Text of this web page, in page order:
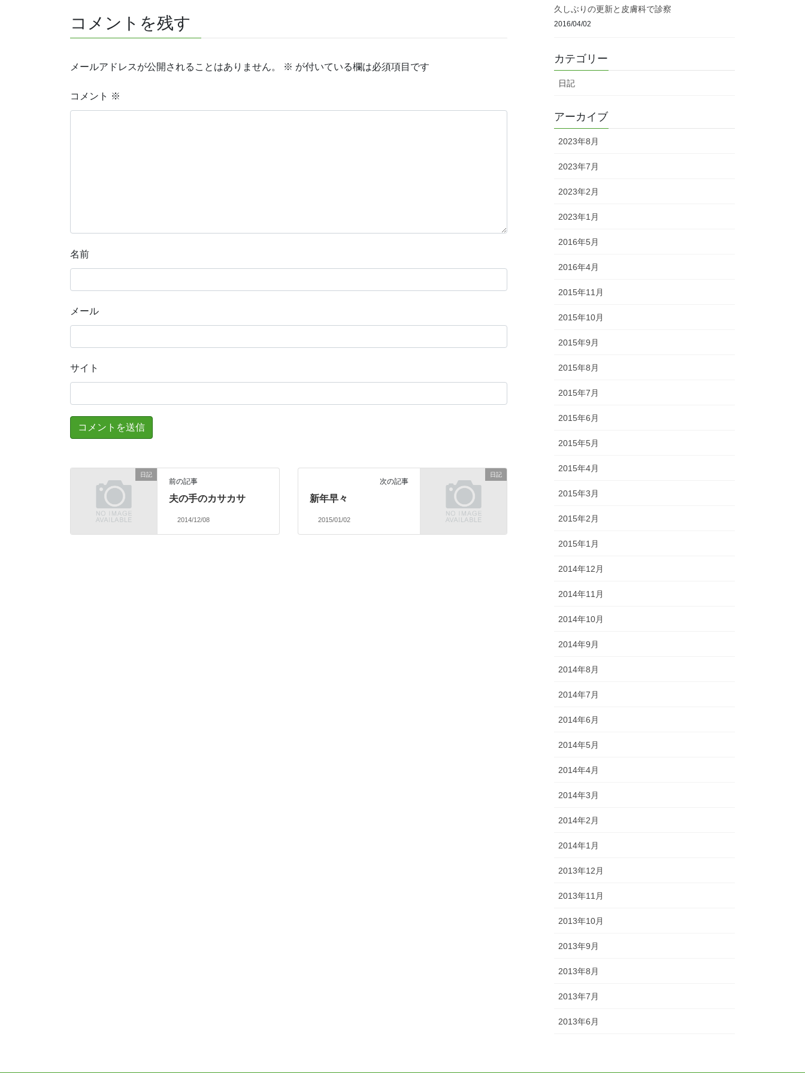
コメントを残す
メールアドレスが公開されることはありません。 ※ が付いている欄は必須項目です
コメント ※
名前
メール
サイト
日記
前の記事
夫の手のカサカサ
2014/12/08
日記
次の記事
新年早々
2015/01/02
久しぶりの更新と皮膚科で診察
2016/04/02
カテゴリー
日記
アーカイブ
2023年8月
2023年7月
2023年2月
2023年1月
2016年5月
2016年4月
2015年11月
2015年10月
2015年9月
2015年8月
2015年7月
2015年6月
2015年5月
2015年4月
2015年3月
2015年2月
2015年1月
2014年12月
2014年11月
2014年10月
2014年9月
2014年8月
2014年7月
2014年6月
2014年5月
2014年4月
2014年3月
2014年2月
2014年1月
2013年12月
2013年11月
2013年10月
2013年9月
2013年8月
2013年7月
2013年6月